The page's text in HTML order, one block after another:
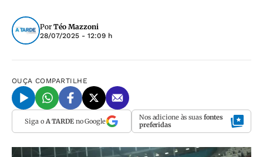
Por Téo Mazzoni
28/07/2025 - 12:09 h
OUÇA COMPARTILHE
Siga o A TARDEno Google Nos adicione às suas fontes
preferidas